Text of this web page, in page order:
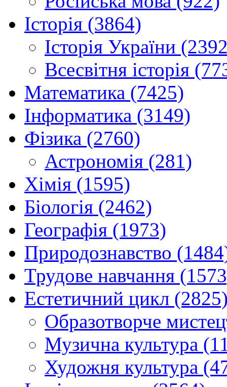
Історія (3864)
Історія України
Всесвітня історія
Математика (7425)
Інформатика (3149)
Фізика (2760)
Астрономія (281)
Хімія (1595)
Біологія (2462)
Географія (1973)
Природознавство
Трудове навчання
Естетичний цикл
Образотворче
Музична культура
Художня культура